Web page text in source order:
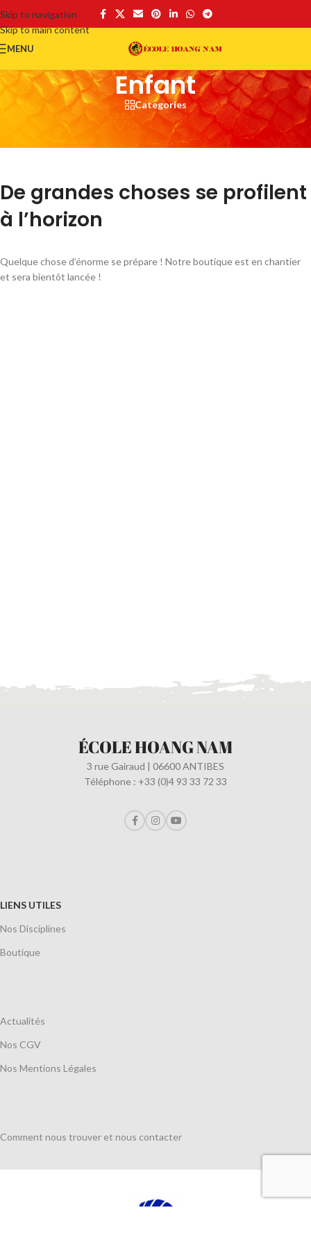
Skip to navigation
Skip to main content
MENU
Enfant
Categories
De grandes choses se profilent
à l’horizon
Quelque chose d’énorme se prépare ! Notre boutique est en chantier
et sera bientôt lancée !
ÉCOLE HOANG NAM
3 rue Gairaud | 06600 ANTIBES
Téléphone : +33 (0)4 93 33 72 33
LIENS UTILES
Nos Disciplines
Boutique
Actualités
Nos CGV
Nos Mentions Légales
Comment nous trouver et nous contacter